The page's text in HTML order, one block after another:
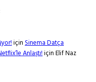
içinSinema Datça
Anlaştı!içinElif Naz